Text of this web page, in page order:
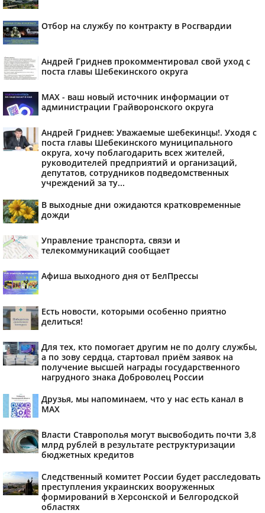
Отбор на службу по контракту в Росгвардии
Андрей Гриднев прокомментировал свой уход с
поста главы Шебекинского округа
MAX - ваш новый источник информации от
администрации Грайворонского округа
Андрей Гриднев: Уважаемые шебекинцы!. Уходя с
поста главы Шебекинского муниципального
округа, хочу поблагодарить всех жителей,
руководителей предприятий и организаций,
депутатов, сотрудников подведомственных
учреждений за ту...
В выходные дни ожидаются кратковременные
дожди
Управление транспорта, связи и
телекоммуникаций сообщает
Афиша выходного дня от БелПрессы
Есть новости, которыми особенно приятно
делиться!
Для тех, кто помогает другим не по долгу службы,
а по зову сердца, стартовал приём заявок на
получение высшей награды государственного
нагрудного знака Доброволец России
Друзья, мы напоминаем, что у нас есть канал в
МАХ
Власти Ставрополья могут высвободить почти 3,8
млрд рублей в результате реструктуризации
бюджетных кредитов
Следственный комитет России будет расследовать
преступления украинских вооруженных
формирований в Херсонской и Белгородской
областях